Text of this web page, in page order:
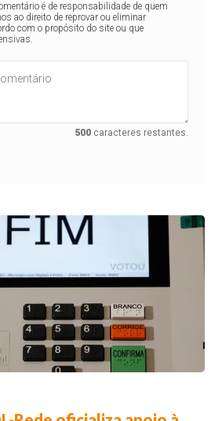
é de responsabilidade de quem
ao direito de reprovar ou eliminar
com o propósito do site ou que
500 caracteres restantes.